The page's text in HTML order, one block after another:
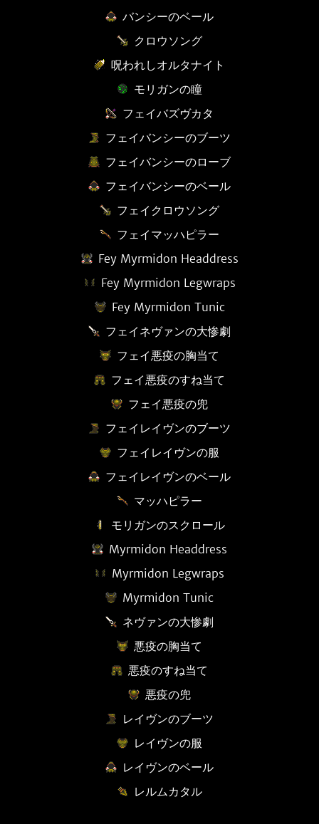
バンシーのベール
クロウソング
呪われしオルタナイト
モリガンの瞳
フェイバズヴカタ
フェイバンシーのブーツ
フェイバンシーのローブ
フェイバンシーのベール
フェイクロウソング
フェイマッハピラー
Fey Myrmidon Headdress
Fey Myrmidon Legwraps
Fey Myrmidon Tunic
フェイネヴァンの大惨劇
フェイ悪疫の胸当て
フェイ悪疫のすね当て
フェイ悪疫の兜
フェイレイヴンのブーツ
フェイレイヴンの服
フェイレイヴンのベール
マッハピラー
モリガンのスクロール
Myrmidon Headdress
Myrmidon Legwraps
Myrmidon Tunic
ネヴァンの大惨劇
悪疫の胸当て
悪疫のすね当て
悪疫の兜
レイヴンのブーツ
レイヴンの服
レイヴンのベール
レルムカタル